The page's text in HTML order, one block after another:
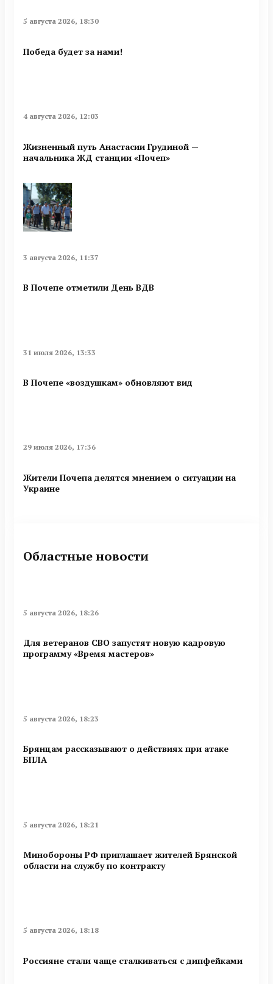
5 августа 2026, 18:30
Победа будет за нами!
4 августа 2026, 12:03
Жизненный путь Анастасии Грудиной —
начальника ЖД станции «Почеп»
3 августа 2026, 11:37
В Почепе отметили День ВДВ
31 июля 2026, 13:33
В Почепе «воздушкам» обновляют вид
29 июля 2026, 17:36
Жители Почепа делятся мнением о ситуации на
Украине
Областные новости
5 августа 2026, 18:26
Для ветеранов СВО запустят новую кадровую
программу «Время мастеров»
5 августа 2026, 18:23
Брянцам рассказывают о действиях при атаке
БПЛА
5 августа 2026, 18:21
Минобoроны РФ приглaшaет житeлeй Брянской
области на службу по контракту
5 августа 2026, 18:18
Россияне стали чаще сталкиваться с дипфейками